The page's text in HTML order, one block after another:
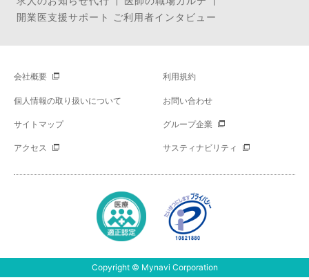
開業医支援サポート ご利用者インタビュー
会社概要 利用規約
個人情報の取り扱いについて お問い合わせ
サイトマップ グループ企業
アクセス サスティナビリティ
Copyright © Mynavi Corporation